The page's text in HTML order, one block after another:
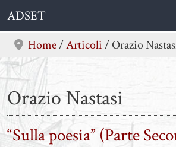
Skip
content
ADSET
Home/Articoli/Orazio
Orazio Nastasi
“Sulla poesia” (Parte